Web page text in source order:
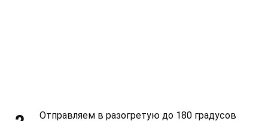
Отправляем в разогретую до 180 градусов